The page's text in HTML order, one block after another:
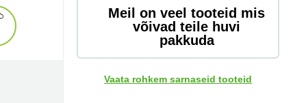
Meil on veel tooteid mis
võivad teile huvi
pakkuda
Vaata rohkem sarnaseid tooteid